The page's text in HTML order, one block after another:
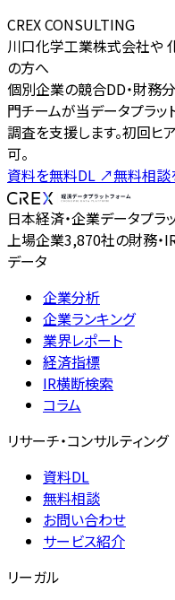
CREX CONSULTING
川口化学工業株式会社や
の方へ
個別企業の競合DD・財務
門チームが当データプラッ
調査を支援します。初回ヒ
可。
資料を無料DL ↗無料相談
日本経済・企業データプラ
上場企業3,870社の財務・
データ
企業分析
企業ランキング
業界レポート
経済指標
IR横断検索
コラム
リサーチ・コンサルティング
資料DL
無料相談
お問い合わせ
サービス紹介
リーガル